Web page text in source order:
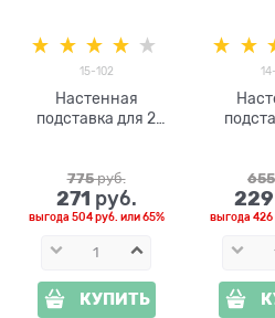
15-102
Настенная
подставка для 2
775 руб.
271 руб.
выгода 504 руб. или65%
КУПИТЬ
655
229
выгода 426